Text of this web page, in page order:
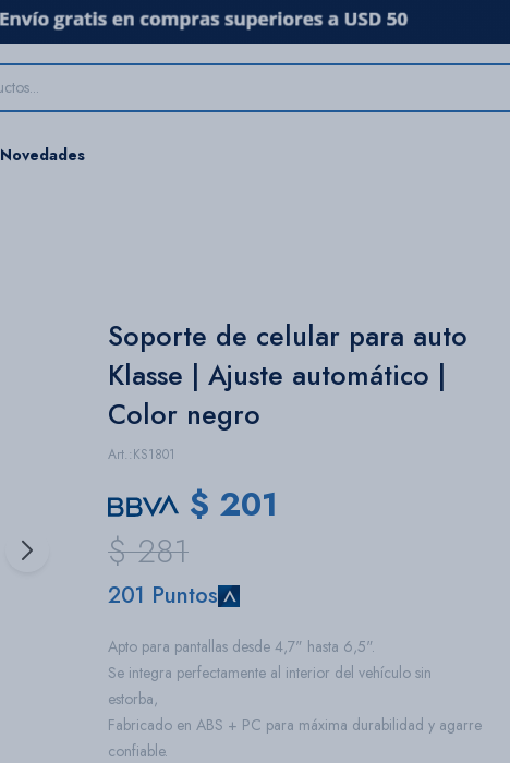
Novedades
Soporte de celular para auto
Klasse | Ajuste automático |
Color negro
KS1801
$ 201
$ 281
201 Puntos
Apto para pantallas desde 4,7" hasta 6,5".
Se integra perfectamente al interior del vehículo sin
estorba,
Fabricado en ABS + PC para máxima durabilidad y agarre
confiable.